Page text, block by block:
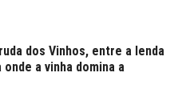
dos Vinhos, entre a lenda
a vinha domina a